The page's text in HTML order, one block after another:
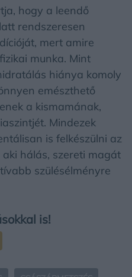
hogy a leendő
rendszeresen
mert amire
munka. Mint
hiánya komoly
emészthető
a kismamának,
Mindezek
is felkészülni az
hálás, szereti magát
szülésélményre
is!